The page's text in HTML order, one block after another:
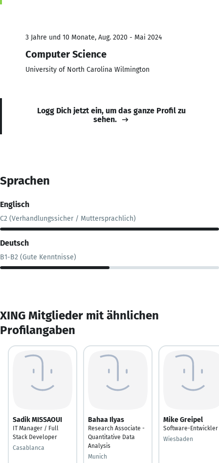
3 Jahre und 10 Monate, Aug. 2020 - Mai 2024
Computer Science
University of North Carolina Wilmington
Logg Dich jetzt ein, um das ganze Profil zu
sehen.
Sprachen
Englisch
C2 (Verhandlungssicher / Muttersprachlich)
Deutsch
B1-B2 (Gute Kenntnisse)
XING Mitglieder mit ähnlichen
Profilangaben
Sadik MISSAOUI
IT Manager / Full
Stack Developer
Casablanca
Bahaa Ilyas
Research Associate -
Quantitative Data
Analysis
Munich
Mike Greipel
Software-Entwickler
Wiesbaden